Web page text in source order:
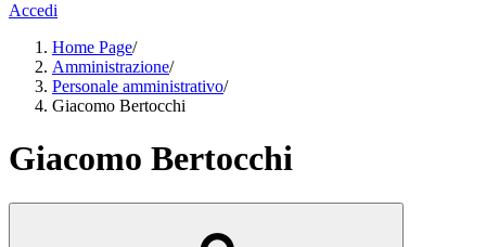
Accedi
Home Page/
Amministrazione/
Personale amministrativo/
Giacomo Bertocchi
Giacomo Bertocchi